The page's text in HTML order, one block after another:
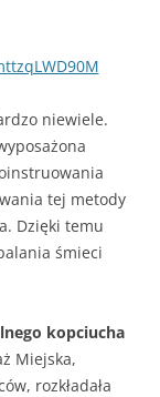
niewiele.
tej metody
Dzięki temu
śmieci
kopciucha
Miejska,
rozkładała